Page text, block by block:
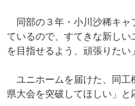
同部の３年・小川沙稀キャ
ているので、すてきな新し
を目指せるよう、頑張りたい
ユニホームを届けた、同工
県大会を突破してほしい」と